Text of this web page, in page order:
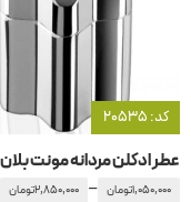
کد: 20535
1,050,000تومان –
2,850,000تومان